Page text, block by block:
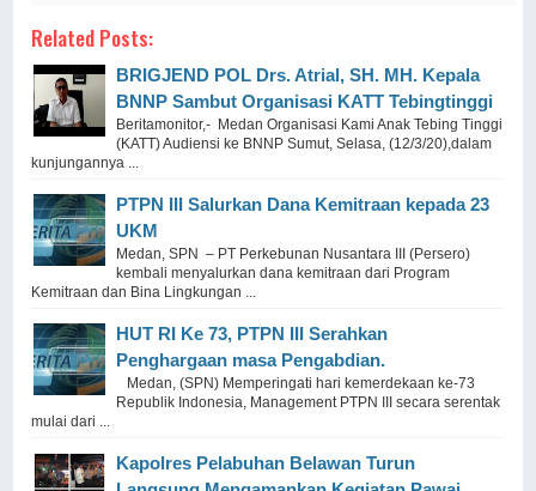
Related Posts:
BRIGJEND POL Drs. Atrial, SH. MH. Kepala
BNNP Sambut Organisasi KATT Tebingtinggi
Beritamonitor,- Medan Organisasi Kami Anak Tebing Tinggi
(KATT) Audiensi ke BNNP Sumut, Selasa, (12/3/20),dalam
kunjungannya ...
PTPN III Salurkan Dana Kemitraan kepada 23
UKM
Medan, SPN – PT Perkebunan Nusantara III (Persero)
kembali menyalurkan dana kemitraan dari Program
Kemitraan dan Bina Lingkungan ...
HUT RI Ke 73, PTPN III Serahkan
Penghargaan masa Pengabdian.
Medan, (SPN) Memperingati hari kemerdekaan ke-73
Republik Indonesia, Management PTPN III secara serentak
mulai dari ...
Kapolres Pelabuhan Belawan Turun